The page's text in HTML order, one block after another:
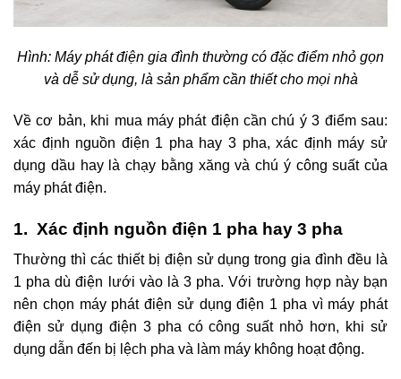
Hình: Máy phát điện gia đình thường có đặc điểm nhỏ gọn
và dễ sử dụng, là sản phẩm cần thiết cho mọi nhà
Về cơ bản, khi mua máy phát điện cần chú ý 3 điểm sau:
xác định nguồn điện 1 pha hay 3 pha, xác định máy sử
dụng dầu hay là chạy bằng xăng và chú ý công suất của
máy phát điện.
1. Xác định nguồn điện 1 pha hay 3 pha
Thường thì các thiết bị điện sử dụng trong gia đình đều là
1 pha dù điện lưới vào là 3 pha. Với trường hợp này bạn
nên chọn máy phát điện sử dụng điện 1 pha vì máy phát
điện sử dụng điện 3 pha có công suất nhỏ hơn, khi sử
dụng dẫn đến bị lệch pha và làm máy không hoạt động.